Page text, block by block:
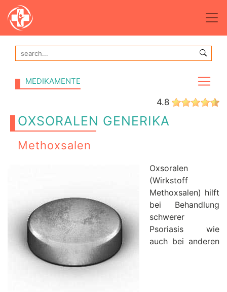
MEDIKAMENTE
OXSORALEN GENERIKA
Methoxsalen
Oxsoralen
(Wirkstoff
Methoxsalen) hilft
bei Behandlung
schwerer
Psoriasis wie
auch bei anderen
4.8